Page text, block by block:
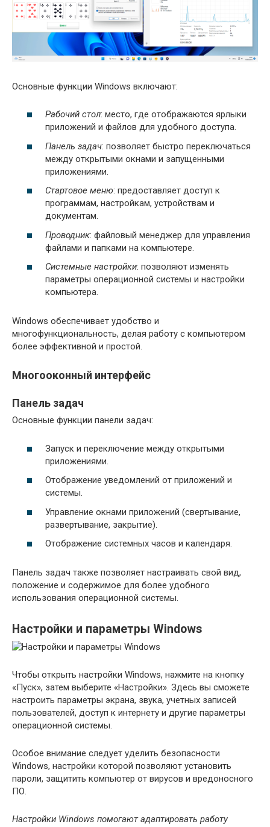
Основные функции Windows включают:
Рабочий стол: место, где отображаются ярлыки
приложений и файлов для удобного доступа.
Панель задач: позволяет быстро переключаться
между открытыми окнами и запущенными
приложениями.
Стартовое меню: предоставляет доступ к
программам, настройкам, устройствам и
документам.
Проводник: файловый менеджер для управления
файлами и папками на компьютере.
Системные настройки: позволяют изменять
параметры операционной системы и настройки
компьютера.
Windows обеспечивает удобство и
многофункциональность, делая работу с компьютером
более эффективной и простой.
Многооконный интерфейс
Панель задач
Основные функции панели задач:
Запуск и переключение между открытыми
приложениями.
Отображение уведомлений от приложений и
системы.
Управление окнами приложений (свертывание,
развертывание, закрытие).
Отображение системных часов и календаря.
Панель задач также позволяет настраивать свой вид,
положение и содержимое для более удобного
использования операционной системы.
Настройки и параметры Windows
Чтобы открыть настройки Windows, нажмите на кнопку
«Пуск», затем выберите «Настройки». Здесь вы сможете
настроить параметры экрана, звука, учетных записей
пользователей, доступ к интернету и другие параметры
операционной системы.
Особое внимание следует уделить безопасности
Windows, настройки которой позволяют установить
пароли, защитить компьютер от вирусов и вредоносного
ПО.
Настройки Windows помогают адаптировать работу